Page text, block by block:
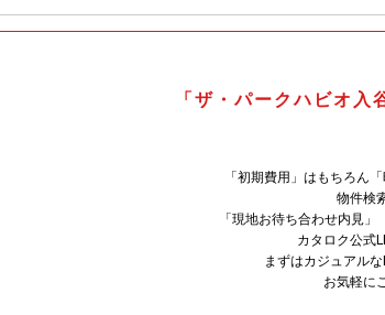
「ザ・パークハビオ入
「初期費用」はもちろん
物件検
「現地お待ち合わせ内見
カタロク公式
まずはカジュアルな
お気軽に